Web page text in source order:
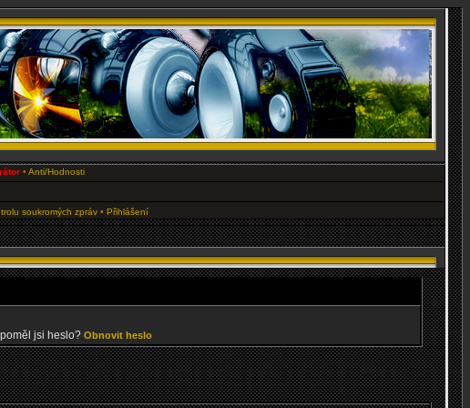
• Anti/Hodnosti
soukromých zpráv• Přihlášení
jsi heslo? Obnovit heslo